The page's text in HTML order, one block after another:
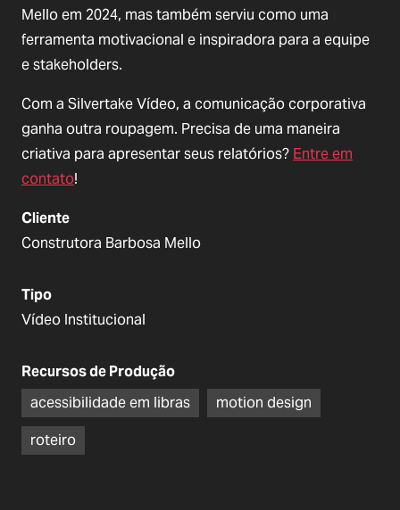
Mello em 2024, mas também serviu como uma
ferramenta motivacional e inspiradora para a equipe
e stakeholders.
Com a Silvertake Vídeo, a comunicação corporativa
ganha outra roupagem. Precisa de uma maneira
criativa para apresentar seus relatórios? Entre em
contato!
Cliente
Construtora Barbosa Mello
Tipo
Vídeo Institucional
Recursos de Produção
acessibilidade em libras
motion design
roteiro